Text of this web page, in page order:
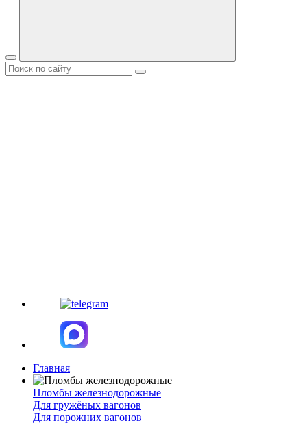
Главная
Пломбы железнодорожные
Для гружёных вагонов
Для порожних вагонов